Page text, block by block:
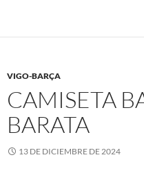
VIGO-BARÇA
CAMISETA
BARATA
13 DE DICIEMBRE DE 2024